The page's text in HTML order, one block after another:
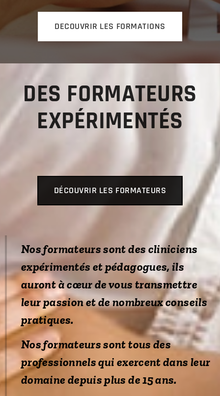
DECOUVRIR LES FORMATIONS
DES FORMATEURS
EXPÉRIMENTÉS
DÉCOUVRIR LES FORMATEURS
Nos formateurs sont des cliniciens
expérimentés et pédagogues, ils
auront à cœur de vous transmettre
leur passion et de nombreux conseils
pratiques.
Nos formateurs sont tous des
professionnels qui exercent dans leur
domaine depuis plus de 15 ans.